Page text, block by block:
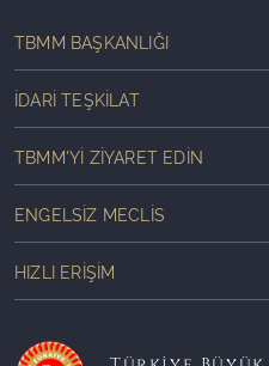
TBMM BAŞKANLIĞI
İDARI TEŞKILAT
TBMM'YI ZIYARET EDIN
ENGELSIZ MECLIS
HIZLI ERIŞIM